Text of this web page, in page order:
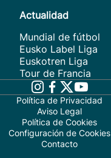
Actualidad
Mundial de fútbol
Eusko Label Liga
Euskotren Liga
Tour de Francia
Política de Privacidad
Aviso Legal
Política de Cookies
Configuración de Cookies
Contacto